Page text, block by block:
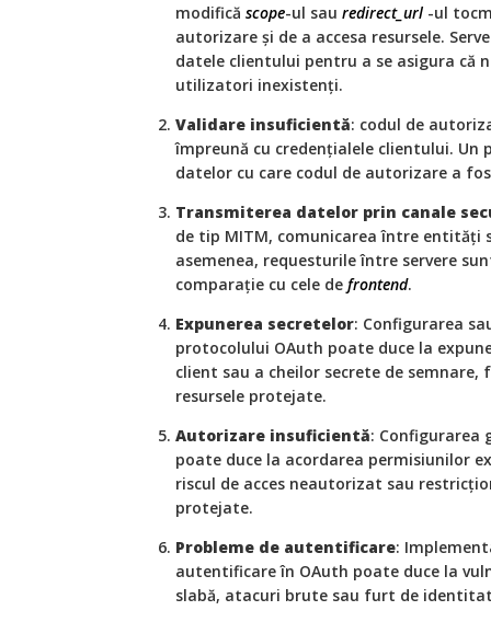
modifică scope-ul sau redirect_url -ul
autorizare și de a accesa resursele.
datele clientului pentru a se asigura că
utilizatori inexistenți.
Validare insuficientă: codul de
împreună cu credențialele clientului. Un
datelor cu care codul de autorizare a
Transmiterea datelor prin canale
de tip MITM, comunicarea între entități
asemenea, requesturile între servere
comparație cu cele de frontend.
Expunerea secretelor: Configurarea
protocolului OAuth poate duce la
client sau a cheilor secrete de
resursele protejate.
Autorizare insuficientă: Configurarea
poate duce la acordarea permisiunilor
riscul de acces neautorizat sau
protejate.
Probleme de autentificare:
autentificare în OAuth poate duce la
slabă, atacuri brute sau furt de